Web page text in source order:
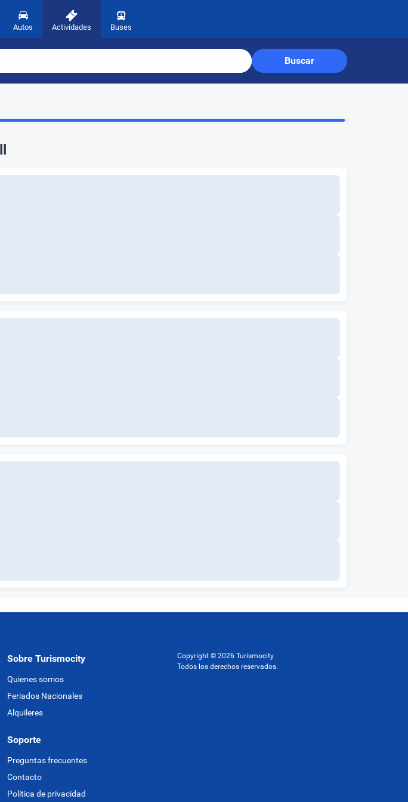
Autos Actividades Buses
Buscar
Sobre Turismocity
Quienes somos
Feriados Nacionales
Alquileres
Soporte
Preguntas frecuentes
Contacto
Politica de privacidad
Copyright © 2026 Turismocity.
Todos los derechos reservados.